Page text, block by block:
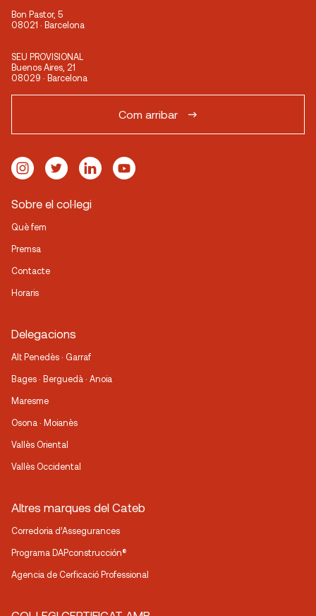
Bon Pastor, 5
08021 · Barcelona
SEU PROVISIONAL
Buenos Aires, 21
08029 · Barcelona
Com arribar
Sobre el col·legi
Què fem
Premsa
Contacte
Horaris
Delegacions
Alt Penedès · Garraf
Bages · Berguedà · Anoia
Maresme
Osona · Moianès
Vallès Oriental
Vallès Occidental
Altres marques del Cateb
Corredoria d’Assegurances
Programa DAPconstrucción®
Agencia de Cerficació Professional